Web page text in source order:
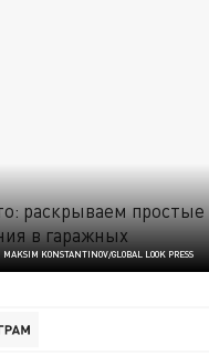
MAKSIM KONSTANTINOV/GLOBAL LOOK PRESS